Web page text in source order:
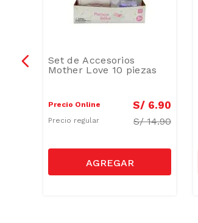
Set de Accesorios
Mother Love 10 piezas
Precio Online S/ 6.90
Precio regular S/14.90